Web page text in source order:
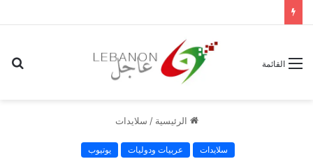
القائمة
الرئيسية / سلايدات
سلايدات عربيات ودوليات يوتيوب